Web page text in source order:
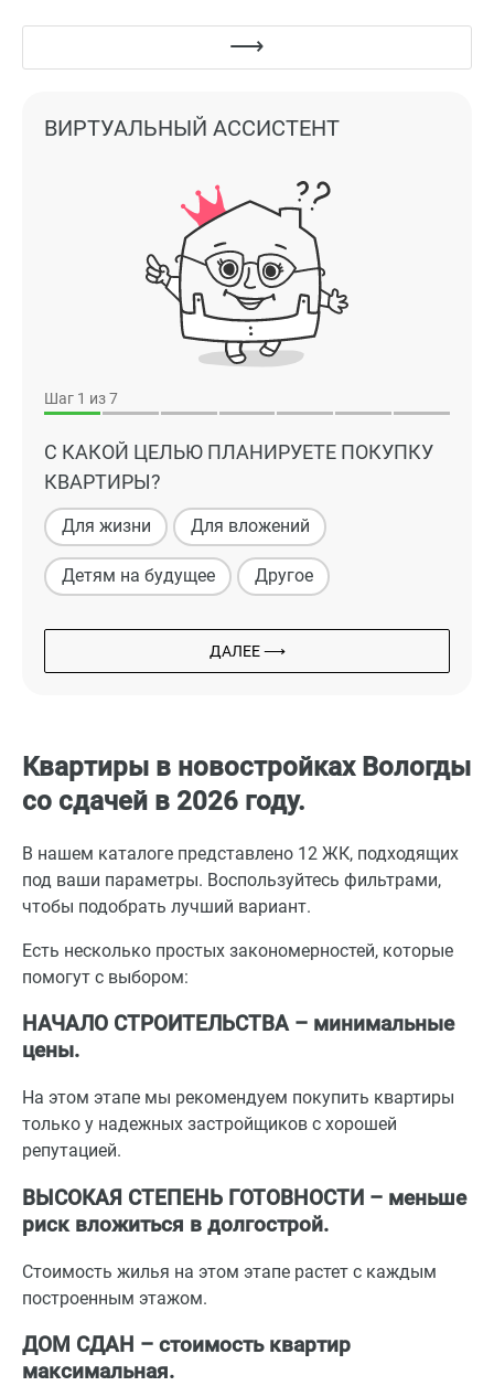
Шаг 1 из 7
С КАКОЙ ЦЕЛЬЮ ПЛАНИРУЕТЕ ПОКУПКУ
КВАРТИРЫ?
Для жизни Для вложений
Детям на будущее Другое
ДАЛЕЕ ⟶
ВИРТУАЛЬНЫЙ АССИСТЕНТ
Квартиры в новостройках Вологды
со сдачей в 2026 году.
В нашем каталоге представлено 12 ЖК, подходящих
под ваши параметры. Воспользуйтесь фильтрами,
чтобы подобрать лучший вариант.
Есть несколько простых закономерностей, которые
помогут с выбором:
НАЧАЛО СТРОИТЕЛЬСТВА – минимальные
цены.
На этом этапе мы рекомендуем покупить квартиры
только у надежных застройщиков с хорошей
репутацией.
ВЫСОКАЯ СТЕПЕНЬ ГОТОВНОСТИ – меньше
риск вложиться в долгострой.
Стоимость жилья на этом этапе растет с каждым
построенным этажом.
ДОМ СДАН – стоимость квартир
максимальная.